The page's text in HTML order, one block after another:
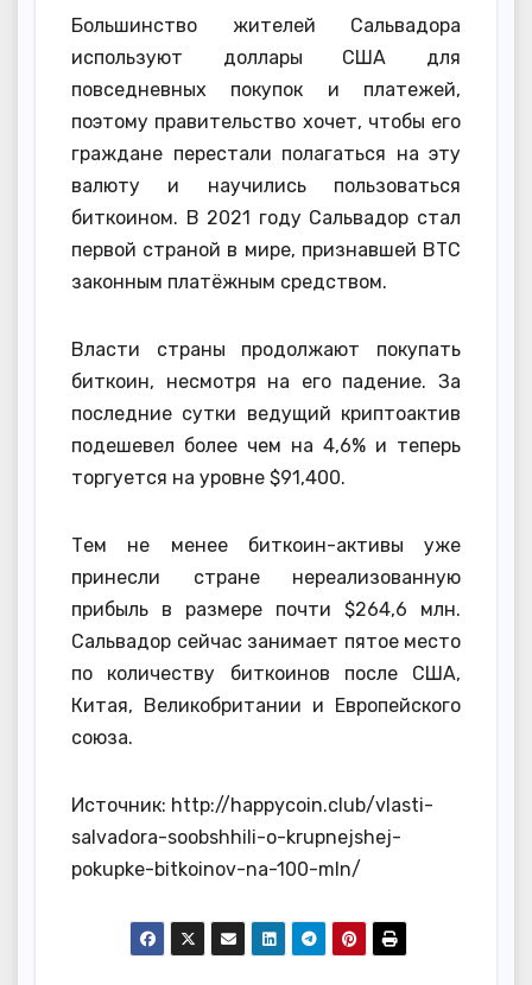
Большинство жителей Сальвадора
используют доллары США для
повседневных покупок и платежей,
поэтому правительство хочет, чтобы его
граждане перестали полагаться на эту
валюту и научились пользоваться
биткоином. В 2021 году Сальвадор стал
первой страной в мире, признавшей BTC
законным платёжным средством.
Власти страны продолжают покупать
биткоин, несмотря на его падение. За
последние сутки ведущий криптоактив
подешевел более чем на 4,6% и теперь
торгуется на уровне $91,400.
Тем не менее биткоин-активы уже
принесли стране нереализованную
прибыль в размере почти $264,6 млн.
Сальвадор сейчас занимает пятое место
по количеству биткоинов после США,
Китая, Великобритании и Европейского
союза.
Источник: http://happycoin.club/vlasti-
salvadora-soobshhili-o-krupnejshej-
pokupke-bitkoinov-na-100-mln/